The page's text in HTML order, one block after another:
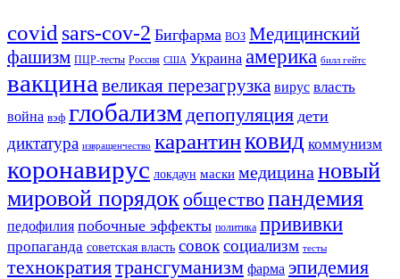
covid sars-cov-2 Бигфарма ВОЗ Медицинский
фашизм ПЦР-тесты Россия США Украина америка билл гейтс
вакцина великая перезагрузка вирус власть
война вэф глобализм депопуляция дети
диктатура извращенчество карантинковид коммунизм
коронавирус локдаун маски медицина новый
мировой порядок обществопандемия
педофилия побочные эффекты политика прививки
пропаганда советская власть совоксоциализм тесты
технократиятрансгуманизм фарма эпидемия